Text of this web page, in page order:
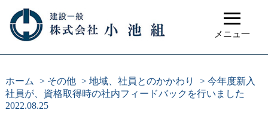
≡
メニュ一
ホーム > その他 > 地域、社員とのかかわり > 今年度新入
社員が、資格取得時の社内フィードバックを行いました
2022.08.25